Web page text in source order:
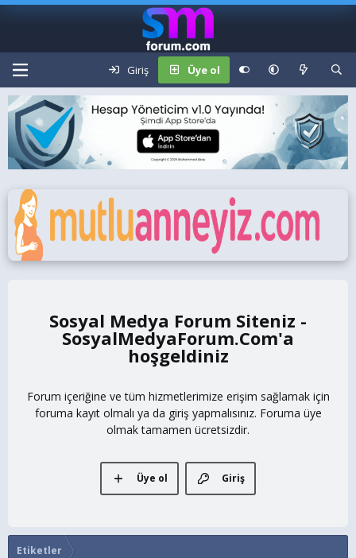
Giriş Üye ol
Sosyal Medya Forum Siteniz -
SosyalMedyaForum.Com
Forum içeriğine ve tüm hizmetlerimize erişim sağlamak için
foruma kayıt olmalı ya da giriş yapmalısınız. Foruma üye
olmak tamamen ücretsizdir.
Giriş
Üye ol
Etiketler